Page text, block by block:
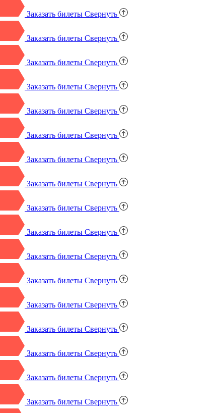
Заказать билеты Свернуть
Заказать билеты Свернуть
Заказать билеты Свернуть
Заказать билеты Свернуть
Заказать билеты Свернуть
Заказать билеты Свернуть
Заказать билеты Свернуть
Заказать билеты Свернуть
Заказать билеты Свернуть
Заказать билеты Свернуть
Заказать билеты Свернуть
Заказать билеты Свернуть
Заказать билеты Свернуть
Заказать билеты Свернуть
Заказать билеты Свернуть
Заказать билеты Свернуть
Заказать билеты Свернуть